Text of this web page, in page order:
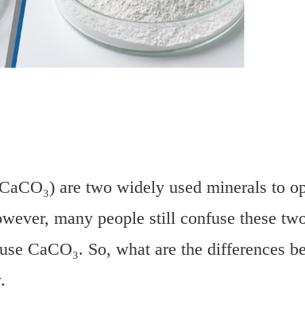
are two widely used minerals to
many people still confuse these
CaCO₃. So, what are the differences